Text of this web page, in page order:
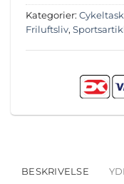
Kategorier:
Friluftsliv,
BESKRIVELSE